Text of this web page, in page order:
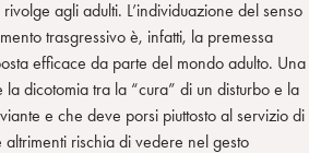
agli adulti. L’individuazione del senso
trasgressivo è, infatti, la premessa
efficace da parte del mondo adulto. Una
dicotomia tra la “cura” di un disturbo e la
e che deve porsi piuttosto al servizio di
rischia di vedere nel gesto